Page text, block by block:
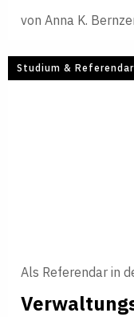
von Anna K.
Studium &
Als Referendar in